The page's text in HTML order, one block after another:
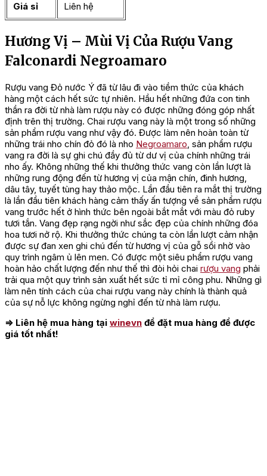
Giá sỉ Liên hệ
Hương Vị – Mùi Vị Của Rượu Vang
Falconardi Negroamaro
Rượu vang Đỏ nước Ý đã từ lâu đi vào tiềm thức của khách
hàng một cách hết sức tự nhiên. Hầu hết những đứa con tinh
thần ra đời từ nhà làm rượu này có được những đóng góp nhất
định trên thị trường. Chai rượu vang này là một trong số những
sản phẩm rượu vang như vậy đó. Được làm nên hoàn toàn từ
những trái nho chín đỏ đó là nho Negroamaro, sản phẩm rượu
vang ra đời là sự ghi chú đầy đủ từ dư vị của chính những trái
nho ấy. Không những thế khi thưởng thức vang còn lần lượt là
những rung động đến từ hương vị của mận chín, đinh hương,
dâu tây, tuyết tùng hay thảo mộc. Lần đầu tiên ra mắt thị trường
là lần đầu tiên khách hàng cảm thấy ấn tượng về sản phẩm rượu
vang trước hết ở hình thức bên ngoài bắt mắt với màu đỏ ruby
tươi tắn. Vang đẹp rạng ngời như sắc đẹp của chính những đóa
hoa tươi nở rộ. Khi thưởng thức chúng ta còn lần lượt cảm nhận
được sự đan xen ghi chú đến từ hương vị của gỗ sồi nhờ vào
quy trình ngâm ủ lên men. Có được một siêu phẩm rượu vang
hoàn hảo chất lượng đến như thế thì đòi hỏi chai rượu vang phải
trải qua một quy trình sản xuất hết sức tỉ mỉ công phu. Những gì
làm nên tính cách của chai rượu vang này chính là thành quả
của sự nỗ lực không ngừng nghỉ đến từ nhà làm rượu.
⇒ Liên hệ mua hàng tại winevn để đặt mua hàng để được
giá tốt nhất!